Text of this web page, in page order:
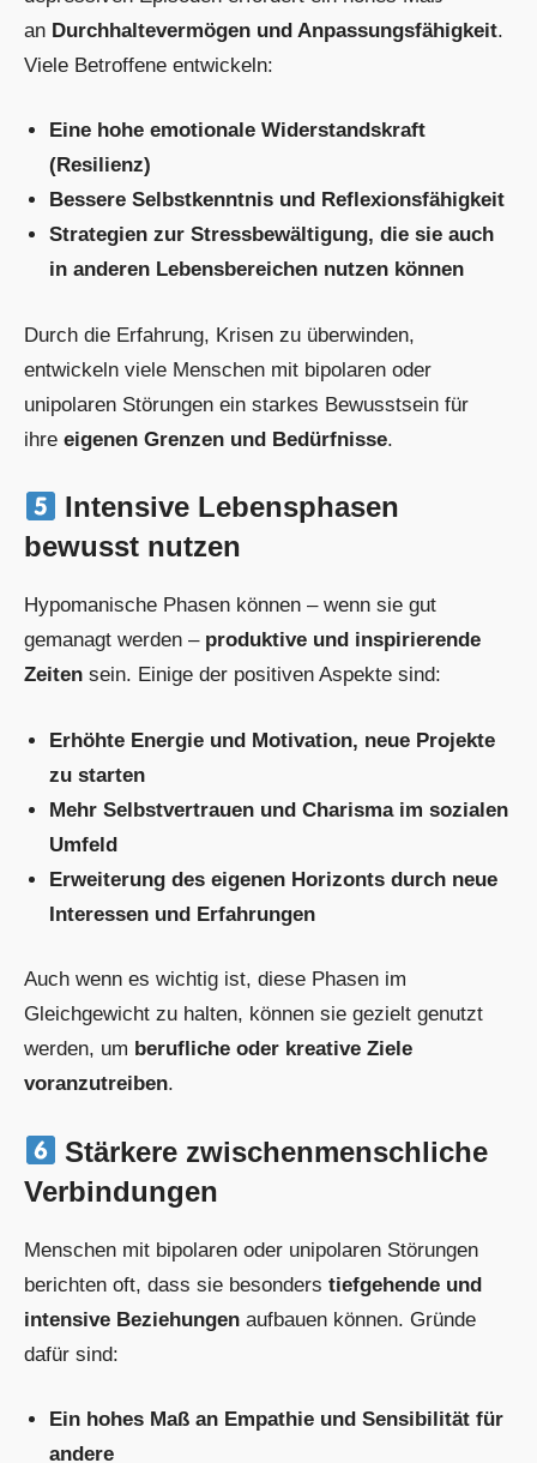
an Durchhaltevermögen und Anpassungsfähigkeit.
Viele Betroffene entwickeln:
Eine hohe emotionale Widerstandskraft
(Resilienz)
Bessere Selbstkenntnis und Reflexionsfähigkeit
Strategien zur Stressbewältigung, die sie auch
in anderen Lebensbereichen nutzen können
Durch die Erfahrung, Krisen zu überwinden,
entwickeln viele Menschen mit bipolaren oder
unipolaren Störungen ein starkes Bewusstsein für
ihre eigenen Grenzen und Bedürfnisse.
Intensive Lebensphasen
bewusst nutzen
Hypomanische Phasen können – wenn sie gut
gemanagt werden – produktive und inspirierende
Zeiten sein. Einige der positiven Aspekte sind:
Erhöhte Energie und Motivation, neue Projekte
zu starten
Mehr Selbstvertrauen und Charisma im sozialen
Umfeld
Erweiterung des eigenen Horizonts durch neue
Interessen und Erfahrungen
Auch wenn es wichtig ist, diese Phasen im
Gleichgewicht zu halten, können sie gezielt genutzt
werden, um berufliche oder kreative Ziele
voranzutreiben.
Stärkere zwischenmenschliche
Verbindungen
Menschen mit bipolaren oder unipolaren Störungen
berichten oft, dass sie besonders tiefgehende und
intensive Beziehungen aufbauen können. Gründe
dafür sind:
Ein hohes Maß an Empathie und Sensibilität für
andere